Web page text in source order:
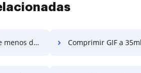
unos pocos clics Comprimir GIF a 35mb específicos en